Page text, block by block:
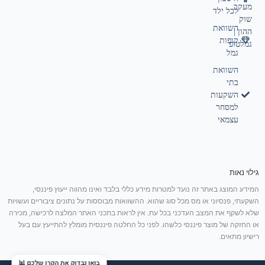
לכל ילד
השוואת
קופות
גמל
השוואת
בתי
השקעות
למסחר
עצמאי
מעקב
שוק
ההון |
גמלטופ
גילוי נאות
המידע המוצג באתר זה נועד למטרות מידע כללי בלבד ואינו מהווה ייעוץ פיננסי,
השקעתי, פנסיוני או מס מכל סוג שהוא. ההשוואות מבוססות על נתונים ציבוריים ועשויות
שלא לשקף את המצב העדכני בכל עת. אין לראות בתכני האתר המלצה לרכישה, מכירה
או החזקה של מוצר פיננסי כלשהו. לפני כל החלטה פיננסית מומלץ להתייעץ עם בעל
רישיון מתאים.
בואו נבדוק את הקרן שלכם 📊